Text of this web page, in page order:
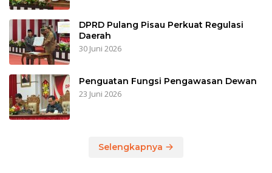
DPRD Pulang Pisau Perkuat Regulasi
Daerah
30 Juni 2026
Penguatan Fungsi Pengawasan Dewan
23 Juni 2026
Selengkapnya